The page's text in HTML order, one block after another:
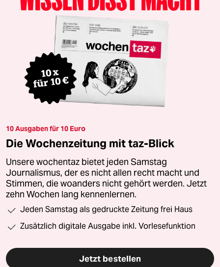
10 Ausgaben für 10 Euro
Die Wochenzeitung mit taz-Blick
Unsere wochentaz bietet jeden Samstag
Journalismus, der es nicht allen recht macht und
Stimmen, die woanders nicht gehört werden. Jetzt
zehn Wochen lang kennenlernen.
Jeden Samstag als gedruckte Zeitung frei Haus
Zusätzlich digitale Ausgabe inkl. Vorlesefunktion
Jetzt bestellen